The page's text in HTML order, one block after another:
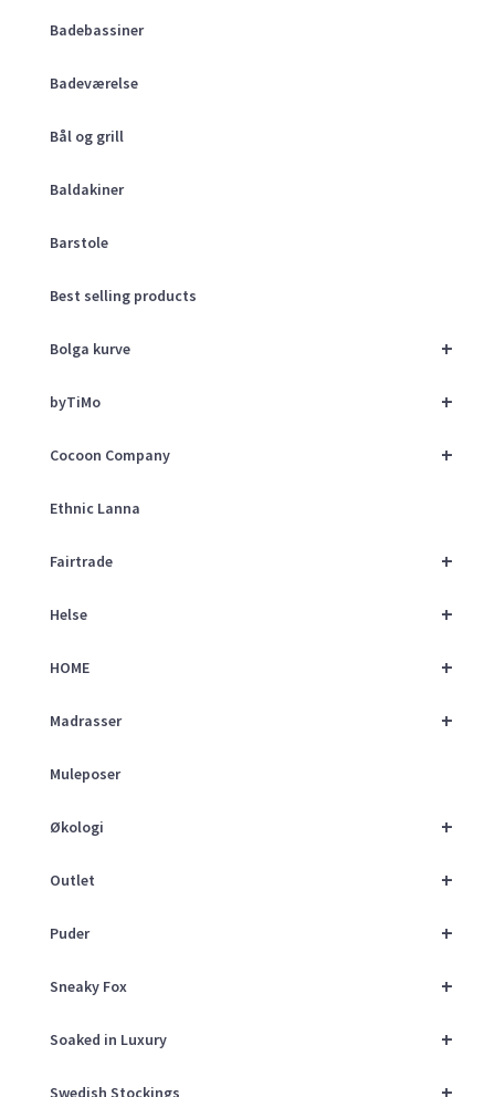
Badebassiner
Badeværelse
Bål og grill
Baldakiner
Barstole
Best selling products
+
Bolga kurve
+
byTiMo
+
Cocoon Company
Ethnic Lanna
+
Fairtrade
+
Helse
+
HOME
+
Madrasser
Muleposer
+
Økologi
+
Outlet
+
Puder
+
Sneaky Fox
+
Soaked in Luxury
Swedish Stockings